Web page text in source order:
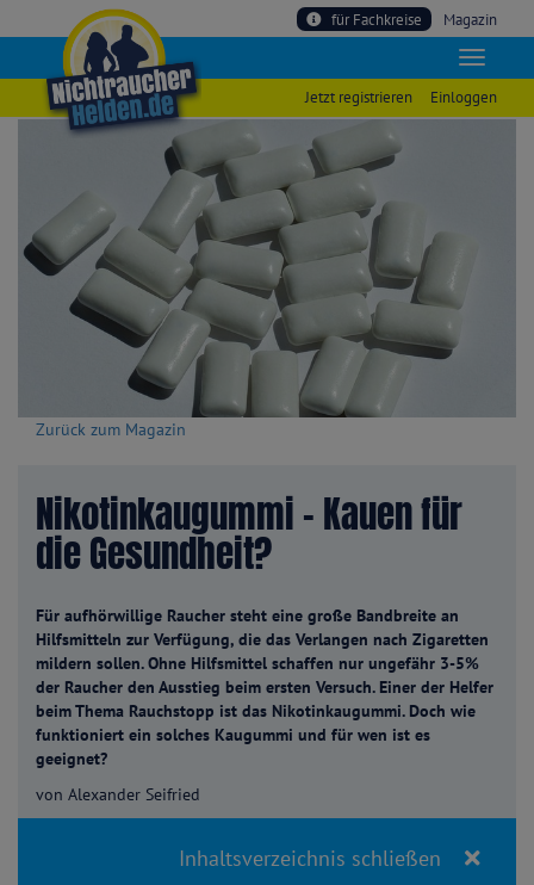
Magazin
für Fachkreise
Einloggen
Jetzt registrieren
Zurück zum Magazin
Nikotinkaugummi - Kauen für
die Gesundheit?
Für aufhörwillige Raucher steht eine große Bandbreite an
Hilfsmitteln zur Verfügung, die das Verlangen nach Zigaretten
mildern sollen. Ohne Hilfsmittel schaffen nur ungefähr 3-5%
der Raucher den Ausstieg beim ersten Versuch. Einer der Helfer
beim Thema Rauchstopp ist das Nikotinkaugummi. Doch wie
funktioniert ein solches Kaugummi und für wen ist es
geeignet?
von Alexander Seifried
Inhaltsverzeichnis schließen